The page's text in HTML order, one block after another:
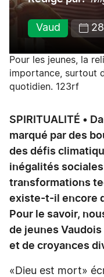
Vaud
Pour les jeunes, la
importance, surtout
quotidien. 123rf
SPIRITUALITÉ •
marqué par des
des défis
inégalités
transformations
existe-t-il encore
Pour le savoir,
de jeunes
et de croyances
«Dieu est mort»